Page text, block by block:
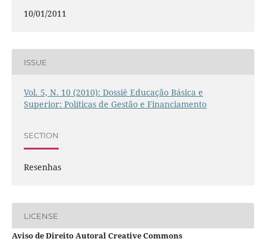
10/01/2011
ISSUE
Vol. 5, N. 10 (2010): Dossiê Educação Básica e
Superior: Políticas de Gestão e Financiamento
SECTION
Resenhas
LICENSE
Aviso de Direito Autoral Creative Commons